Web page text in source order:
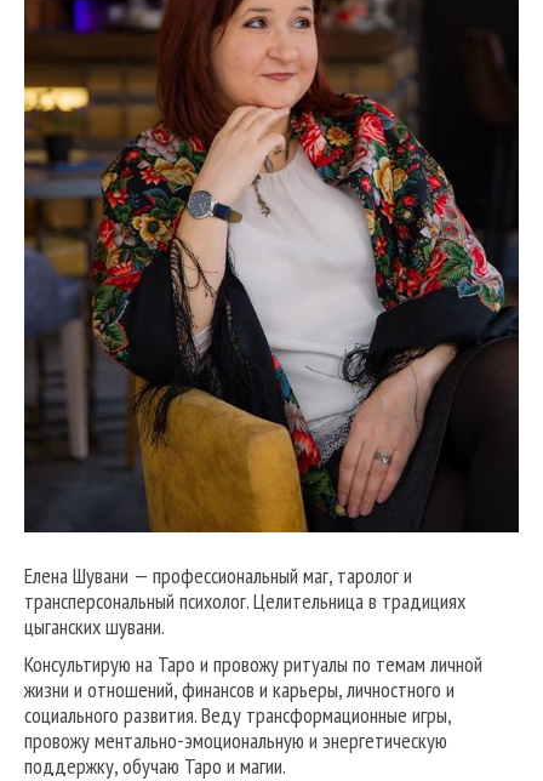
Елена Шувани — профессиональный маг, таролог и
трансперсональный психолог. Целительница в традициях
цыганских шувани.
Консультирую на Таро и провожу ритуалы по темам личной
жизни и отношений, финансов и карьеры, личностного и
социального развития. Веду трансформационные игры,
провожу ментально-эмоциональную и энергетическую
поддержку, обучаю Таро и магии.